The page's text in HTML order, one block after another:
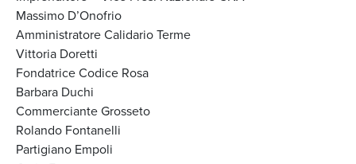
Massimo D’Onofrio
Amministratore Calidario Terme
Vittoria Doretti
Fondatrice Codice Rosa
Barbara Duchi
Commerciante Grosseto
Rolando Fontanelli
Partigiano Empoli